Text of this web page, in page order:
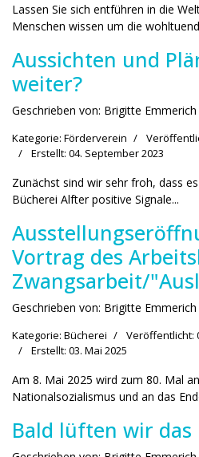
Lassen Sie sich entführen in die
Menschen wissen um die
Aussichten und
weiter?
Geschrieben von: Brigitte Emmerich
Kategorie: Förderverein
Erstellt: 04. September 2023
Zunächst sind wir sehr froh, dass
Bücherei Alfter positive Signale...
Vortrag des
Zwangsarbeit/
Geschrieben von: Brigitte Emmerich
Kategorie: Bücherei
Veröffentlicht:
Erstellt: 03. Mai 2025
Am 8. Mai 2025 wird zum 80. Mal
Nationalsozialismus und an das
Bald lüften wir das